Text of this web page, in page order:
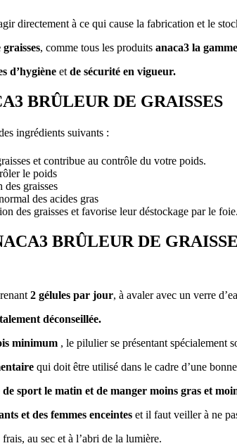
directement à ce qui cause la fabrication et le
, comme tous les produits anaca3 la gamme
d’hygiène et de sécurité en vigueur.
BRÛLEUR DE GRAISSES
ingrédients suivants :
et contribue au contrôle du votre poids.
le poids
graisses
des acides gras
des graisses et favorise leur déstockage par le foie.
BRÛLEUR DE
2 gélules par jour, à avaler avec un verre
déconseillée.
minimum , le pilulier se présentant spécialement
qui doit être utilisé dans le cadre d’une
sport le matin et de manger moins gras et
et des femmes enceintes et il faut veiller à ne
au sec et à l’abri de la lumière.